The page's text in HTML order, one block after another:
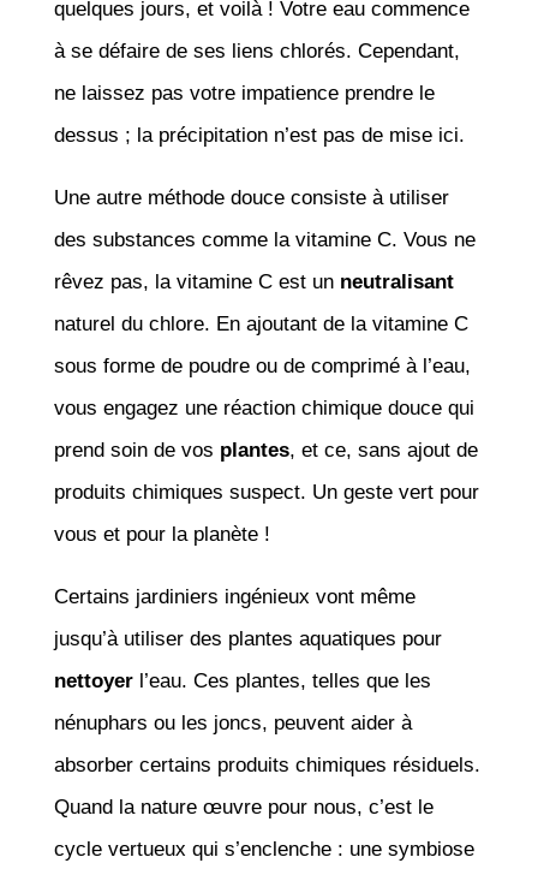
quelques jours, et voilà ! Votre eau commence
à se défaire de ses liens chlorés. Cependant,
ne laissez pas votre impatience prendre le
dessus ; la précipitation n’est pas de mise ici.
Une autre méthode douce consiste à utiliser
des substances comme la vitamine C. Vous ne
rêvez pas, la vitamine C est un neutralisant
naturel du chlore. En ajoutant de la vitamine C
sous forme de poudre ou de comprimé à l’eau,
vous engagez une réaction chimique douce qui
prend soin de vos plantes, et ce, sans ajout de
produits chimiques suspect. Un geste vert pour
vous et pour la planète !
Certains jardiniers ingénieux vont même
jusqu’à utiliser des plantes aquatiques pour
nettoyerl’eau. Ces plantes, telles que les
nénuphars ou les joncs, peuvent aider à
absorber certains produits chimiques résiduels.
Quand la nature œuvre pour nous, c’est le
cycle vertueux qui s’enclenche : une symbiose